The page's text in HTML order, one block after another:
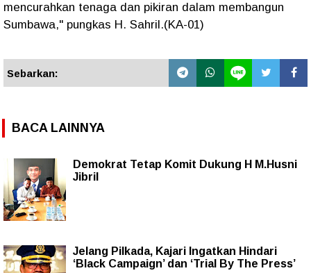
mencurahkan tenaga dan pikiran dalam membangun
Sumbawa," pungkas H. Sahril.(KA-01)
Sebarkan:
BACA LAINNYA
Demokrat Tetap Komit Dukung H M.Husni
Jibril
Jelang Pilkada, Kajari Ingatkan Hindari
‘Black Campaign’ dan ‘Trial By The Press’